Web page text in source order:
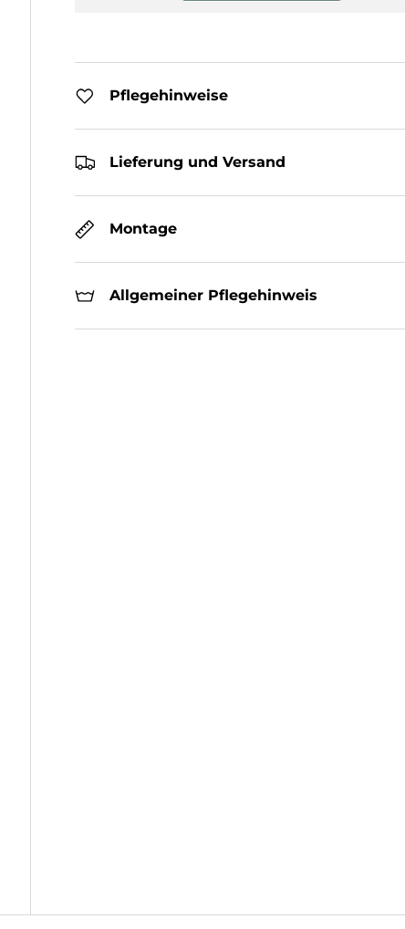
Pflegehinweise
Lieferung und Versand
Montage
Allgemeiner Pflegehinweis